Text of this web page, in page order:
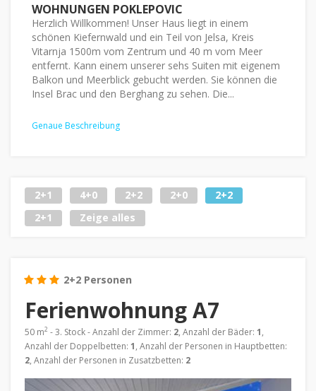
WOHNUNGEN POKLEPOVIC
Herzlich Willkommen! Unser Haus liegt in einem
schönen Kiefernwald und ein Teil von Jelsa, Kreis
Vitarnja 1500m vom Zentrum und 40 m vom Meer
entfernt. Kann einem unserer sehs Suiten mit eigenem
Balkon und Meerblick gebucht werden. Sie können die
Insel Brac und den Berghang zu sehen. Die...
Genaue Beschreibung
2+1 4+0 2+2 2+0
2+2
2+1
Zeige alles
2+2 Personen
Ferienwohnung A7
50 m2 - 3. Stock - Anzahl der Zimmer: 2, Anzahl der Bäder: 1,
Anzahl der Doppelbetten: 1, Anzahl der Personen in Hauptbetten:
2, Anzahl der Personen in Zusatzbetten: 2